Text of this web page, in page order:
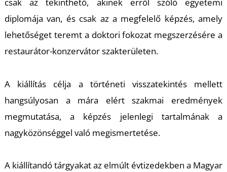
diplomája van, és csak az a megfelelő képzés, amely
lehetőséget teremt a doktori fokozat megszerzésére a
restaurátor-konzervátor szakterületen.
A kiállítás célja a történeti visszatekintés mellett
hangsúlyosan a mára elért szakmai eredmények
megmutatása, a képzés jelenlegi tartalmának a
nagyközönséggel való megismertetése.
A kiállítandó tárgyakat az elmúlt évtizedekben a Magyar